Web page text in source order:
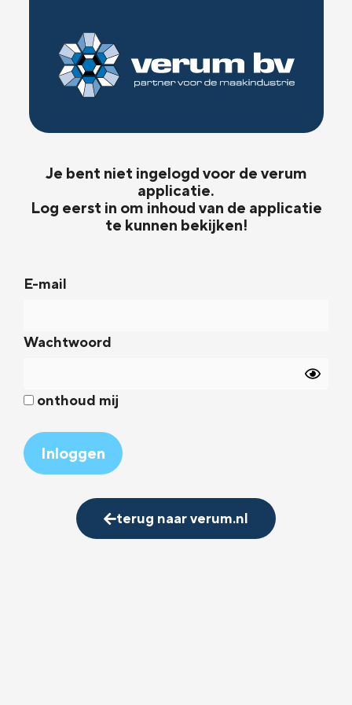
Je bent niet ingelogd voor de verum
applicatie.
Log eerst in om inhoud van de applicatie
te kunnen bekijken!
E-mail
Wachtwoord
onthoud mij
terug naar verum.nl